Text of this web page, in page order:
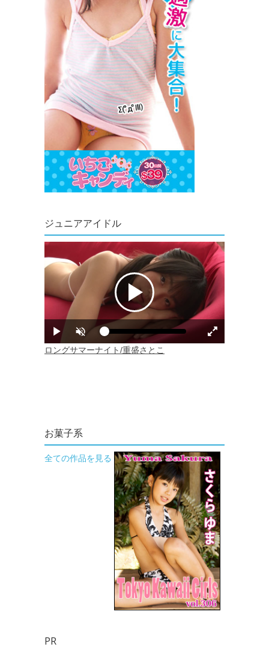
ジュニアアイドル
お菓子系
全ての作品を見る
PR